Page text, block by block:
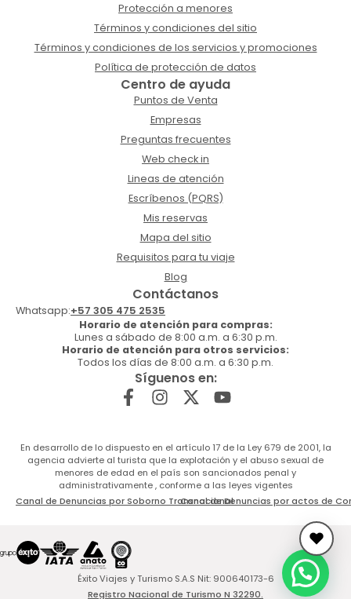
Protección a menores
Términos y condiciones del sitio
Términos y condiciones de los servicios y promociones
Política de protección de datos
Centro de ayuda
Puntos de Venta
Empresas
Preguntas frecuentes
Web check in
Lineas de atención
Escríbenos (PQRS)
Mis reservas
Mapa del sitio
Requisitos para tu viaje
Blog
Contáctanos
Whatsapp:+57 305 475 2535
Horario de atención para compras:
Lunes a sábado de 8:00 a.m. a 6:30 p.m.
Horario de atención para otros servicios:
Todos los días de 8:00 a.m. a 6:30 p.m.
Síguenos en:
En desarrollo de lo dispuesto en el artículo 17 de la Ley 679 de 2001, la
agencia advierte al turista que la explotación y el abuso sexual de
menores de edad en el país son sancionados penal y
administrativamente , conforme a las leyes vigentes
Canal de Denuncias por Soborno TransnacionalCanal de Denuncias por actos de
Éxito Viajes y Turismo S.A.S Nit: 900640173-6
Registro Nacional de Turismo N 32290.